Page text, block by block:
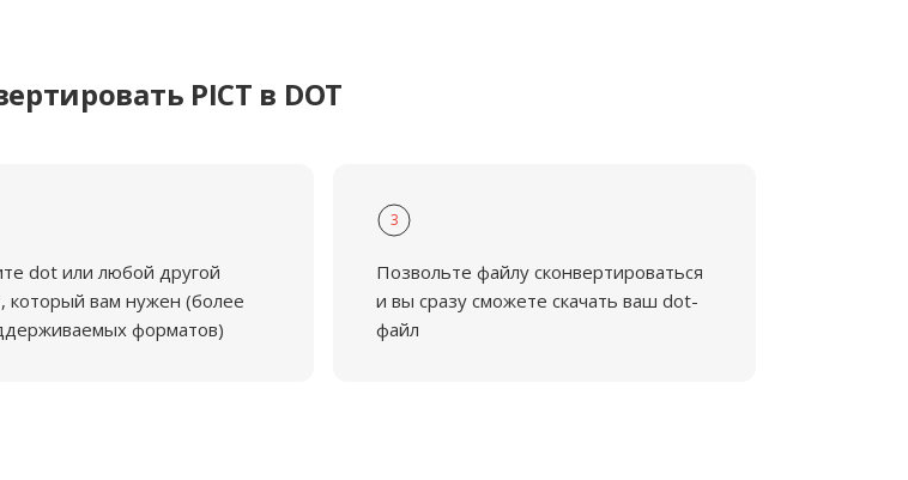
PICT в DOT
dot или любой другой
который вам нужен (более
форматов)
3
Позвольте файлу сконвертироваться
и вы сразу сможете скачать ваш dot-
файл